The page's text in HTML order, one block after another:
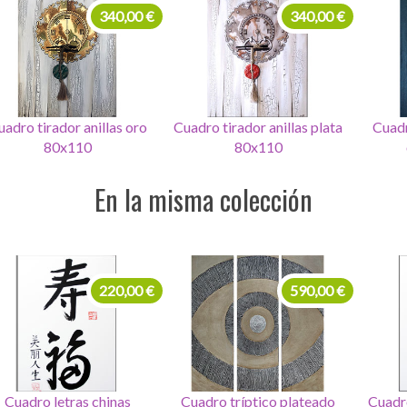
tirador anillas plata
80x110
340,00 €
Cuadro tirador mariposa
oro-n 80x110
340,00 €
En la misma colección
de 4 Cuadros letras
99,00 €
Cuadro letras chinas
220,00 €